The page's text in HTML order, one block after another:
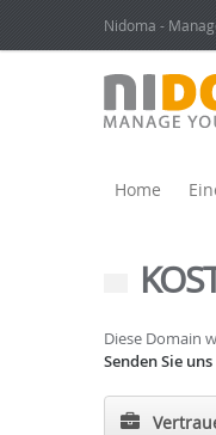
Nidoma -
Home
Diese Domain
Senden Sie